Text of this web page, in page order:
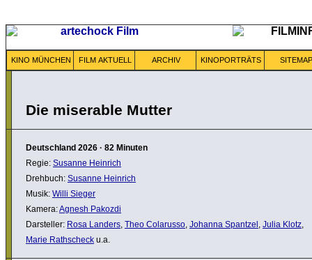
KINO MÜNCHEN FILM AKTUELL ARCHIV KINOPORTRÄTS SITEMAP
Die miserable Mutter
Deutschland 2026 · 82 Minuten
Regie: Susanne Heinrich
Drehbuch: Susanne Heinrich
Musik: Willi Sieger
Kamera:Agnesh Pakozdi
Darsteller: Rosa Landers, Theo Colarusso, Johanna Spantzel , Julia Klotz,
Marie Rathscheck u.a.